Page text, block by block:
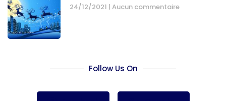
24/12/2021 Aucun commentaire
Follow Us On